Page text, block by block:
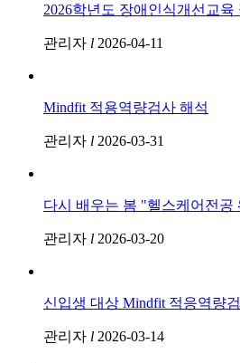
2026학년도 장애인식개선교육
관리자 l 2026-04-11
Mindfit 적용역량검사 해석
관리자 l 2026-03-31
다시 배우는 봄 "헬스케어전공
관리자 l 2026-03-20
신입생 대상 Mindfit 적응역량
관리자 l 2026-03-14